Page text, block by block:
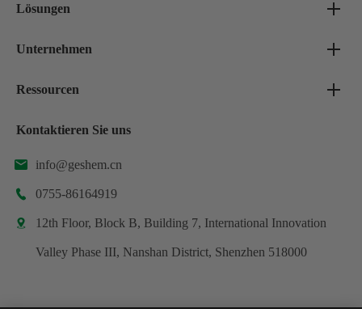
Lösungen
Unternehmen
Ressourcen
Kontaktieren Sie uns
 info@geshem.cn
 0755-86164919
 12th Floor, Block B, Building 7, International Innovation
Valley Phase III, Nanshan District, Shenzhen 518000